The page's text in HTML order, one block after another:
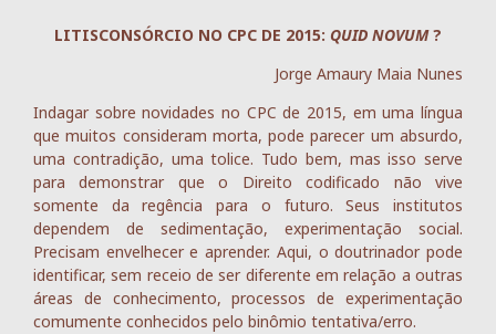
LITISCONSÓRCIO NO CPC DE 2015: QUID NOVUM?
Jorge Amaury Maia Nunes
Indagar sobre novidades no CPC de 2015, em uma língua
que muitos consideram morta, pode parecer um absurdo,
uma contradição, uma tolice. Tudo bem, mas isso serve
para demonstrar que o Direito codificado não vive
somente da regência para o futuro. Seus institutos
dependem de sedimentação, experimentação social.
Precisam envelhecer e aprender. Aqui, o doutrinador pode
identificar, sem receio de ser diferente em relação a outras
áreas de conhecimento, processos de experimentação
comumente conhecidos pelo binômio tentativa/erro.